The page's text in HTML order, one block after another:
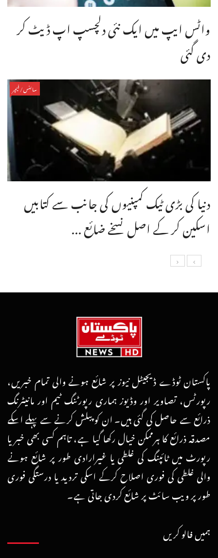
واٹس ایپ میں ایک نئی دلچسپ اپ ڈیٹ کر
دی گئی
سائنس/فیچر
دنیا کی بڑی ٹیک کمپنیوں کی جانب سے کتابیں
اسکین کر کے اصل نسخے ضائع ...
پاکستان ٹوڈے ڈیجیٹل نیوز پر شائع ہونے والی تمام خبریں،
رپورٹس، تصاویر اور وڈیوز ہماری رپورٹنگ ٹیم اور مانیٹرنگ
ذرائع سے حاصل کی گئی ہیں۔ ان کو پبلش کرنے سے پہلے اسکے
مصدقہ ذرائع کا ہرممکن خیال رکھا گیا ہے، تاہم کسی بھی خبر یا
رپورٹ میں ٹائپنگ کی غلطی یا غیرارادی طور پر شائع ہونے
والی غلطی کی فوری اصلاح کرکے اسکی تردید یا درستگی فوری
طور پر ویب سائٹ پر شائع کردی جاتی ہے۔
ہمیں فالو کریں